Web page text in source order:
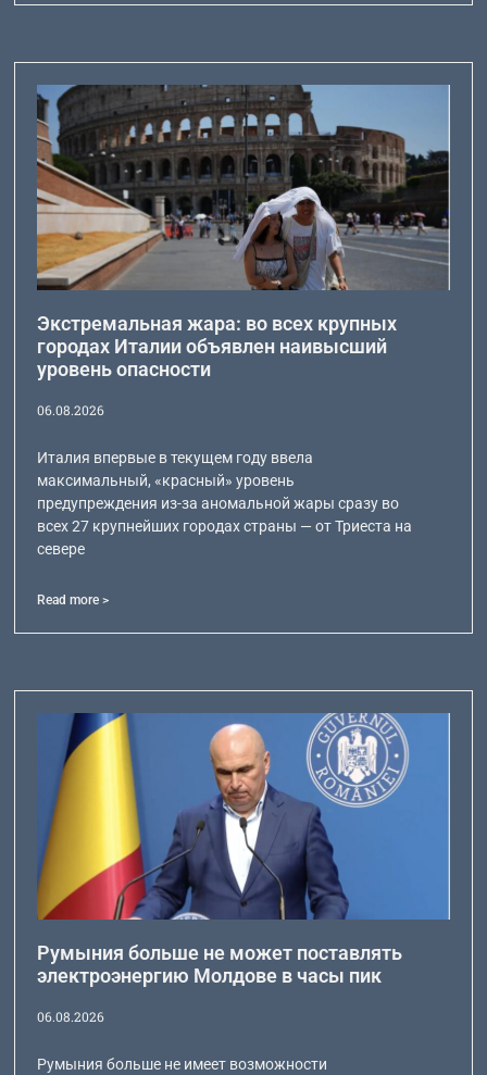
Экстремальная жара: во всех крупных
городах Италии объявлен наивысший
уровень опасности
06.08.2026
Италия впервые в текущем году ввела
максимальный, «красный» уровень
предупреждения из-за аномальной жары сразу во
всех 27 крупнейших городах страны — от Триеста на
севере
Read more >
Румыния больше не может поставлять
электроэнергию Молдове в часы пик
06.08.2026
Румыния больше не имеет возможности